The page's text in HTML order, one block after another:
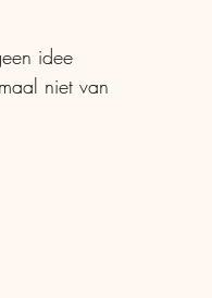
idee
niet van